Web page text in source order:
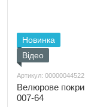
Новинка
Відео
Артикул: 00000044522
Велюрове
007-64